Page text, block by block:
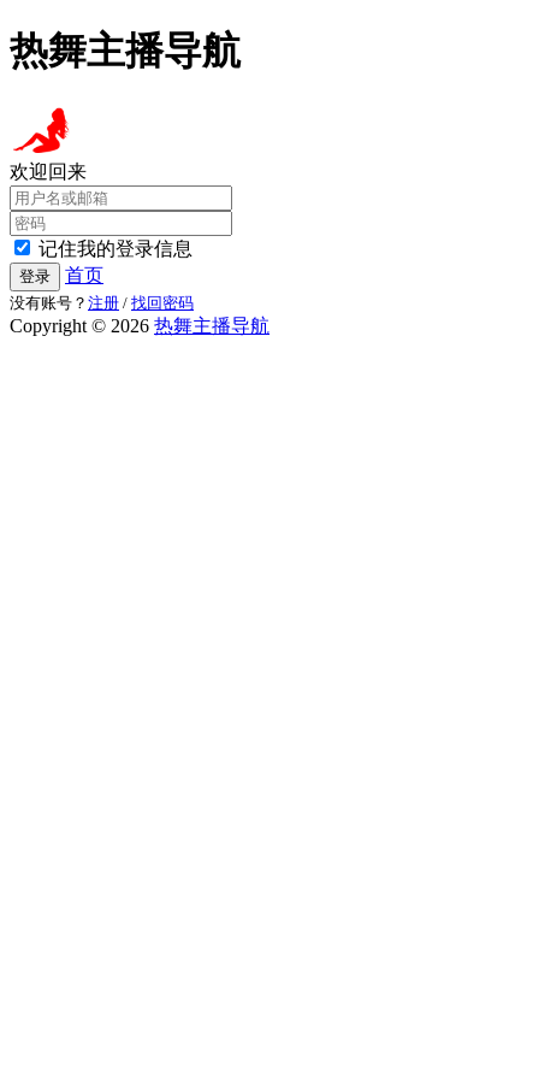
热舞主播导航
欢迎回来
记住我的登录信息
登录 首页
没有账号？ 注册 / 找回密码
Copyright © 2026 热舞主播导航